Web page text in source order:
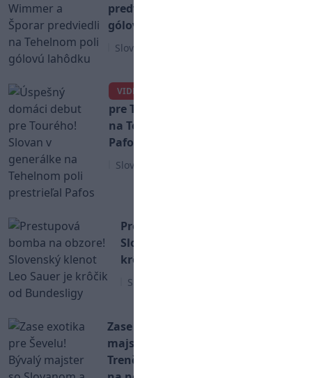
predviedli na Tehelnom poli
gólovú lahôdku
Slovenský futbal
VIDEO
pre Tourého! Slovan v generálke
na Tehelnom poli prestrieľal
Pafos
Slovenský futbal
Prestupová bomba na obzore!
Slovenský klenot Leo Sauer je
krôčik od Bundesligy
Slovenský futbal
Zase exotika pre Ševelu! Bývalý
majster so Slovanom a
Trenčínom opúšťa Arábiu, mieri